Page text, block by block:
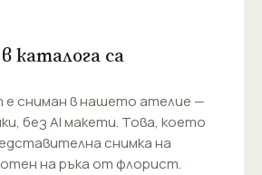
каталога са
е сниман в нашето ателие —
без AI макети. Това, което
снимка на
на ръка от флорист.